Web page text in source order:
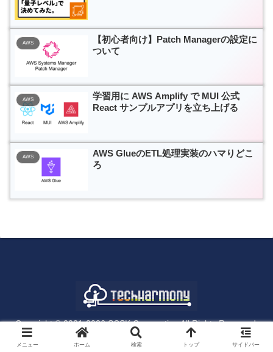
AWS
【初心者向け】Patch Managerの設定に
ついて
AWS
学習用に AWS Amplify で MUI 公式
React サンプルアプリを立ち上げる
AWS
AWS GlueのETL処理実装のハマりどこ
ろ
Copyright © 2021-2026 SCSK Corporation All Rights Reserved.
メニュー ホーム 検索 トップ サイドバー